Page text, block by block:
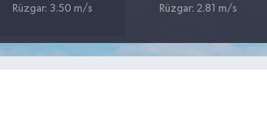
Rüzgar: 3.50 m/s
Rüzgar: 2.81 m/s